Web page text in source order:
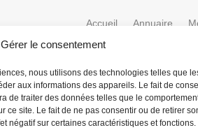
Gérer le consentement
nous utilisons des technologies telles que
aux informations des appareils. Le fait de
de traiter des données telles que le
ce site. Le fait de ne pas consentir ou de retirer
négatif sur certaines caractéristiques et fonctions.
Accueil Annuaire